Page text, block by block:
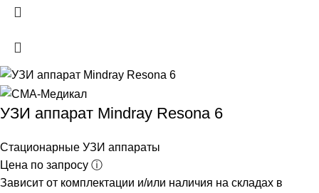
УЗИ аппарат Mindray Resona 6
Стационарные УЗИ аппараты
Цена по запросу ⓘ
Зависит от комплектации и/или наличия на складах в